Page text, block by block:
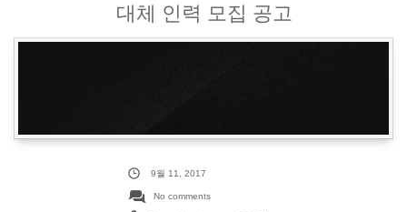
대체 인력 모집 공고
9월 11, 2017
No comments